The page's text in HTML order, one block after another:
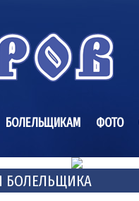
БОЛЕЛЬЩИКАМ ФОТО
БОЛЕЛЬЩИКА